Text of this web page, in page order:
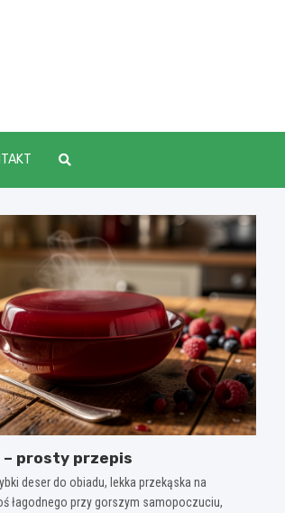
– prosty przepis
deser do obiadu, lekka przekąska na
łagodnego przy gorszym samopoczuciu,